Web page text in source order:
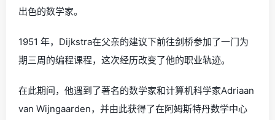
出色的数学家。
1951 年，Dijkstra在父亲的建议下前往剑桥参加了一门为
期三周的编程课程，这次经历改变了他的职业轨迹。
在此期间，他遇到了著名的数学家和计算机科学家Adriaan
van Wijngaarden，并由此获得了在阿姆斯特丹数学中心